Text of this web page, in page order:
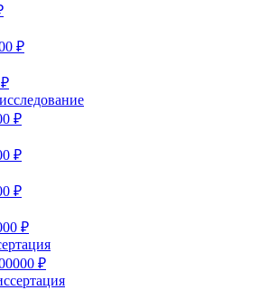
₽
₽
₽
₽
₽
₽